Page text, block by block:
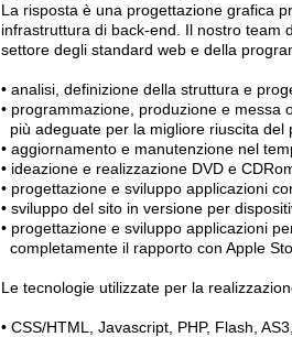
La risposta è una progettazione grafica
infrastruttura di back-end. Il nostro team
settore degli standard web e della
• analisi, definizione della struttura e
• programmazione, produzione e messa
più adeguate per la migliore riuscita del
• aggiornamento e manutenzione nel
• ideazione e realizzazione DVD e
• progettazione e sviluppo applicazioni
• sviluppo del sito in versione per
• progettazione e sviluppo applicazioni
completamente il rapporto con Apple
Le tecnologie utilizzate per la
• CSS/HTML, Javascript, PHP, Flash,